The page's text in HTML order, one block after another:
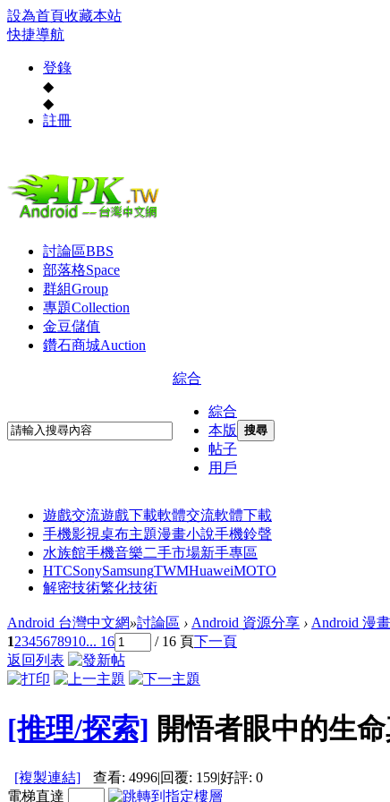
設為首頁收藏本站
快捷導航
登錄
◆
◆
註冊
討論區BBS
部落格Space
群組Group
專題Collection
金豆儲值
鑽石商城Auction
綜合
綜合
本版
帖子
用戶
搜尋
遊戲交流遊戲下載軟體交流軟體下載
手機影視桌布主題漫畫小說手機鈴聲
水族館手機音樂二手市場新手專區
HTCSonySamsungTWMHuaweiMOTO
解密技術繁化技術
Android 台灣中文網»討論區 › Android 資源分享 › Android 漫
12345678910... 16 / 16 頁下一頁
返回列表
[推理/探索] 開悟者眼中的生
[複製連結] 查看: 4996|回覆: 159|好評: 0
電梯直達